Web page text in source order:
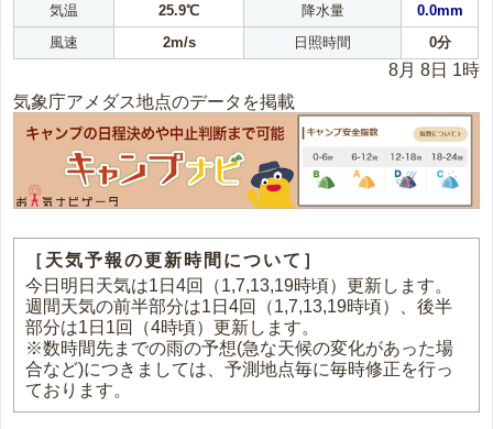
気温 25.9℃ 降水量
0.0mm
風速
2m/s 日照時間 0分
8月 8日 1時
気象庁アメダス地点のデータを掲載
［天気予報の更新時間について］
今日明日天気は1日4回（1,7,13,19時頃）更新します。
週間天気の前半部分は1日4回（1,7,13,19時頃）、後半
部分は1日1回（4時頃）更新します。
※数時間先までの雨の予想(急な天候の変化があった場
合など)につきましては、予測地点毎に毎時修正を行っ
ております。